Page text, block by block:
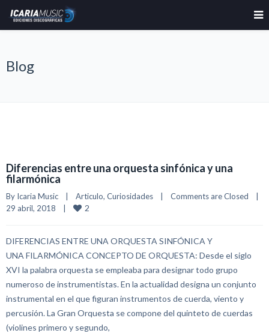
Blog
Diferencias entre una orquesta sinfónica y una
filarmónica
By Icaria Music Articulo, Curiosidades Comments are Closed
29 abril, 2018
2
DIFERENCIAS ENTRE UNA ORQUESTA SINFÓNICA Y
UNA FILARMÓNICA CONCEPTO DE ORQUESTA: Desde el siglo
XVI la palabra orquesta se empleaba para designar todo grupo
numeroso de instrumentistas. En la actualidad designa un conjunto
instrumental en el que figuran instrumentos de cuerda, viento y
percusión. La Gran Orquesta se compone del quinteto de cuerdas
(violines primero y segundo,